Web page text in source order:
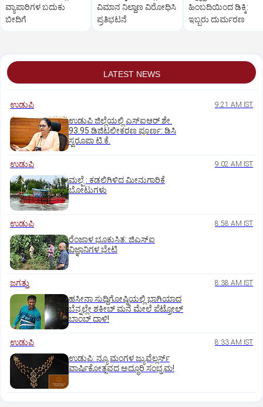
ವ್ಯಾಪಾರಿಗಳ ಬದುಕು
ಬೀದಿಗೆ
ವಿಮಾನ ನಿಲ್ದಾಣ ವಿರೋಧಿಸಿ
ಪ್ರತಿಭಟನೆ
ಹಿಂಬದಿಯಿಂದ ಡಿಕ್ಕಿ:
ಇಬ್ಬರು ದುರ್ಮರಣ
LATEST NEWS
ಉಡುಪಿ 9:21 AM IST
ಉಡುಪಿ ಜಿಲ್ಲೆಯಲ್ಲಿ ಎಸ್‌ಐಆರ್‌ ಶೇ.
93.95 ಡಿಜಿಟಲೀಕರಣ ಪೂರ್ಣ: ಡಿಸಿ
ಸ್ವರೂಪಾ ಟಿ.ಕೆ.
ಉಡುಪಿ 9:02 AM IST
ಮಲ್ಪೆ : ಕಡಲಿಗಿಳಿದ ಮೀನುಗಾರಿಕೆ
ಬೋಟುಗಳು
ಉಡುಪಿ 8:58 AM IST
ರೆಂಜಾಳ ಭೂಕುಸಿತ: ಜಿಎಸ್‌ಐ
ವಿಜ್ಞಾನಿಗಳ ಭೇಟಿ
ಜಗತ್ತು 8:38 AM IST
ಹಸೀನಾ ಸುದ್ದಿಗೋಷ್ಠಿಯಲ್ಲಿ ಭಾಗಿಯಾದ
ಬೆನ್ನಲ್ಲೇ ಶಕೀಬ್ ಮನೆ ಮೇಲೆ ಪೆಟ್ರೋಲ್
ಬಾಂಬ್ ದಾಳಿ!
ಉಡುಪಿ 8:33 AM IST
ಉಡುಪಿ: ನ್ಯೂ ಮಂಗಳ ಜ್ಯುವೆಲ್ಲರ್ಸ್
ವಾರ್ಷಿಕೋತ್ಸವದ ಅದ್ಧೂರಿ ಸಂಭ್ರಮ!